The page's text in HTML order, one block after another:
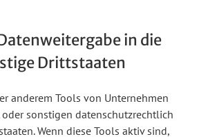
in die
Drittstaaten
anderem Tools von Unternehmen
oder sonstigen datenschutzrechtlich
Wenn diese Tools aktiv sind,